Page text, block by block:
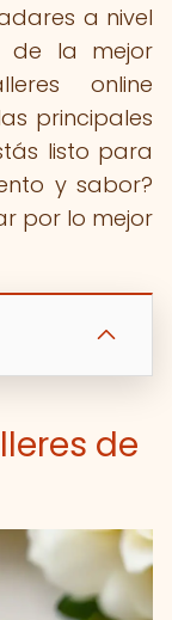
a nivel
de la mejor
online
principales
listo para
y sabor?
por lo mejor
de